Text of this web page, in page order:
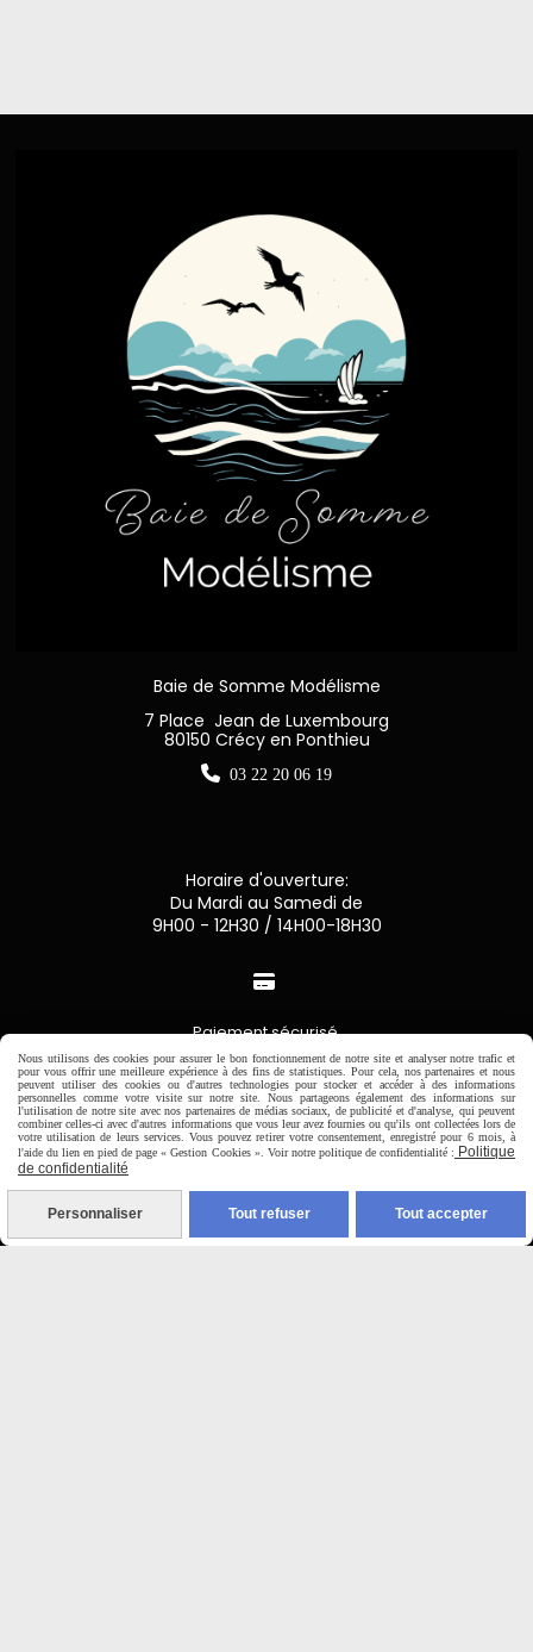
Baie de Somme Modélisme
7 Place Jean de Luxembourg
80150 Crécy en Ponthieu
 03 22 20 06 19
Horaire d'ouverture:
Du Mardi au Samedi de
9H00 - 12H30 / 14H00-18H30

Paiement sécurisé
CB Crédit Agricole
Virement bancaire

Nous utilisons des cookies pour assurer le bon fonctionnement de notre site et analyser notre trafic et
pour vous offrir une meilleure expérience à des fins de statistiques. Pour cela, nos partenaires et nous
peuvent utiliser des cookies ou d'autres technologies pour stocker et accéder à des informations
personnelles comme votre visite sur notre site. Nous partageons également des informations sur
l'utilisation de notre site avec nos partenaires de médias sociaux, de publicité et d'analyse, qui peuvent
combiner celles-ci avec d'autres informations que vous leur avez fournies ou qu'ils ont collectées lors de
votre utilisation de leurs services. Vous pouvez retirer votre consentement, enregistré pour 6 mois, à
l'aide du lien en pied de page « Gestion Cookies ». Voir notre politique de confidentialité : Politique
de confidentialité
Personnaliser Tout refuser Tout accepter